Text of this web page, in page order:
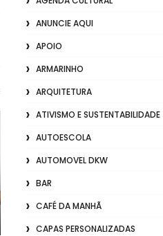
ANUNCIE AQUI
APOIO
ARMARINHO
ARQUITETURA
ATIVISMO E SUSTENTABILIDADE
AUTOESCOLA
AUTOMOVEL DKW
BAR
CAFÉ DA MANHÃ
CAPAS PERSONALIZADAS